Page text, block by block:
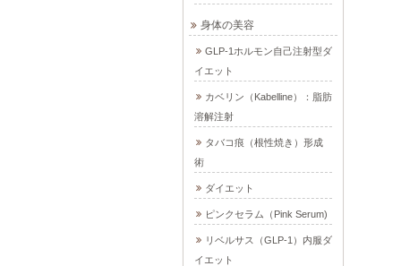
身体の美容
GLP-1ホルモン自己注射型ダ
イエット
カベリン（Kabelline）：脂肪
溶解注射
タバコ痕（根性焼き）形成
術
ダイエット
ピンクセラム（Pink Serum)
リベルサス（GLP-1）内服ダ
イエット